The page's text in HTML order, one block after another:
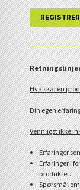
Hva skal en
Din egen
Vennligst ikke
Erfaringer
Erfaringer i
produktet.
Spørsmål